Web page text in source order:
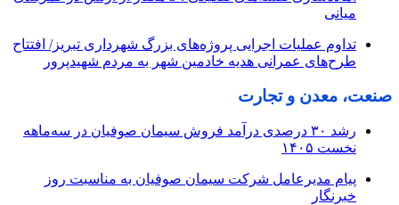
میانی
تداوم عملیات اجرایی پروژه‌های بزرگ شهرداری تبریز/ افتتاح
طرح‌های عمرانی هدیه خادمین شهر به مردم شهیدپرور
صنعت، معدن و تجارت
رشد ۳۰ درصدی درآمد فروش سیمان صوفیان در سه‌ماهه
نخست ۱۴۰۵
پیام مدیرعامل شرکت سیمان صوفیان به مناسبت روز
خبرنگار